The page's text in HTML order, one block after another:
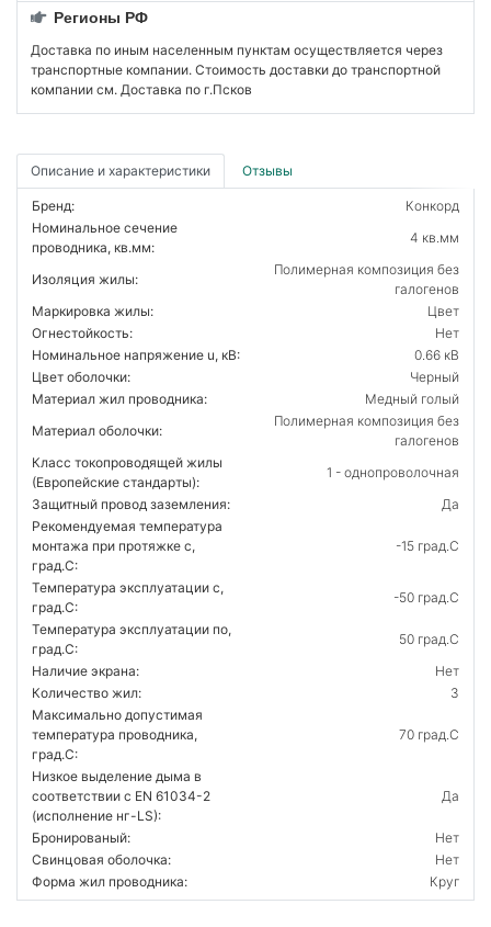
Регионы РФ
Доставка по иным населенным пунктам осуществляется через
транспортные компании. Стоимость доставки до транспортной
компании см. Доставка по г.Псков
Описание и характеристики Отзывы
Бренд:
Конкорд
Номинальное сечение
проводника, кв.мм:
4 кв.мм
Изоляция жилы:
Полимерная композиция без
галогенов
Маркировка жилы:
Цвет
Огнестойкость:
Нет
Номинальное напряжение u, кВ:
0.66 кВ
Цвет оболочки:
Черный
Материал жил проводника:
Медный голый
Материал оболочки:
Полимерная композиция без
галогенов
Класс токопроводящей жилы
(Европейские стандарты):
1 - однопроволочная
Защитный провод заземления:
Да
Рекомендуемая температура
монтажа при протяжке с,
град.C:
-15 град.C
Температура эксплуатации с,
град.C:
-50 град.C
Температура эксплуатации по,
град.C:
50 град.C
Наличие экрана:
Нет
Количество жил:
3
Максимально допустимая
температура проводника,
град.C:
70 град.C
Низкое выделение дыма в
соответствии с EN 61034-2
(исполнение нг-LS):
Да
Бронированый:
Нет
Свинцовая оболочка:
Нет
Форма жил проводника:
Круг